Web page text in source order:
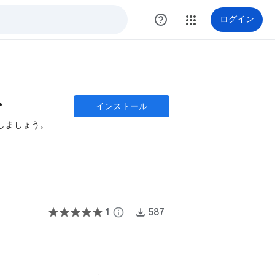
help_outline ログイン
ー
しょう。
インストール
1 info 587